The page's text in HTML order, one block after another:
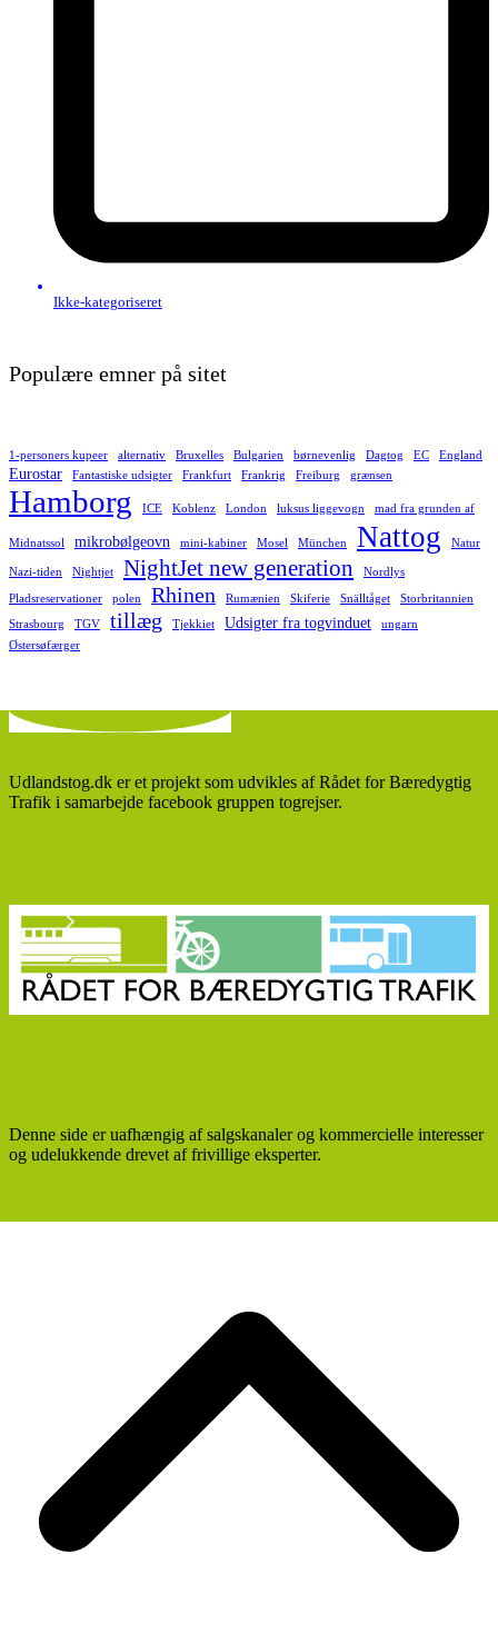
Ikke-kategoriseret
Populære emner på sitet
1-personers kupeer alternativ Bruxelles Bulgarien børnevenlig Dagtog EC England
Eurostar Fantastiske udsigter Frankfurt Frankrig Freiburg grænsen
Hamborg ICE Koblenz London luksus liggevogn mad fra grunden af
Midnatssol mikrobølgeovn mini-kabiner Mosel München Nattog Natur
Nazi-tiden Nightjet NightJet new generation Nordlys
Pladsreservationer polen Rhinen Rumænien Skiferie Snälltåget Storbritannien
Strasbourg TGV tillæg Tjekkiet Udsigter fra togvinduet
ungarn
Østersøfærger
Udlandstog.dk er et projekt som udvikles af Rådet for Bæredygtig
Trafik i samarbejde facebook gruppen togrejser.
Denne side er uafhængig af salgskanaler og kommercielle interesser
og udelukkende drevet af frivillige eksperter.